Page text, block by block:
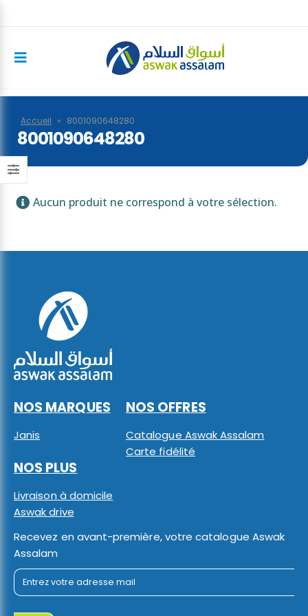
Accueil » 8001090648280
8001090648280
Aucun produit ne correspond à votre sélection.
NOS MARQUES
Janis
NOS OFFRES
Catalogue Aswak Assalam
Carte fidélité
NOS PLUS
Livraison à domicile
Aswak drive
Recevez en avant-première, votre catalogue Aswak
Assalam